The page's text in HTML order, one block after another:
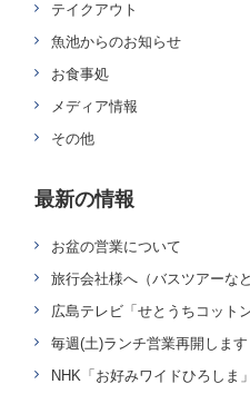
テイクアウト
魚池からのお知らせ
お食事処
メディア情報
その他
最新の情報
お盆の営業について
旅行会社様へ（バスツアーな
広島テレビ「せとうちコットン
毎週(土)ランチ営業再開します
NHK「お好みワイドひろしま」